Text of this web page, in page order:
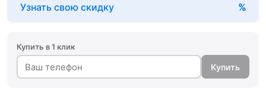
Узнать свою скидку
Купить в 1 клик
Купить